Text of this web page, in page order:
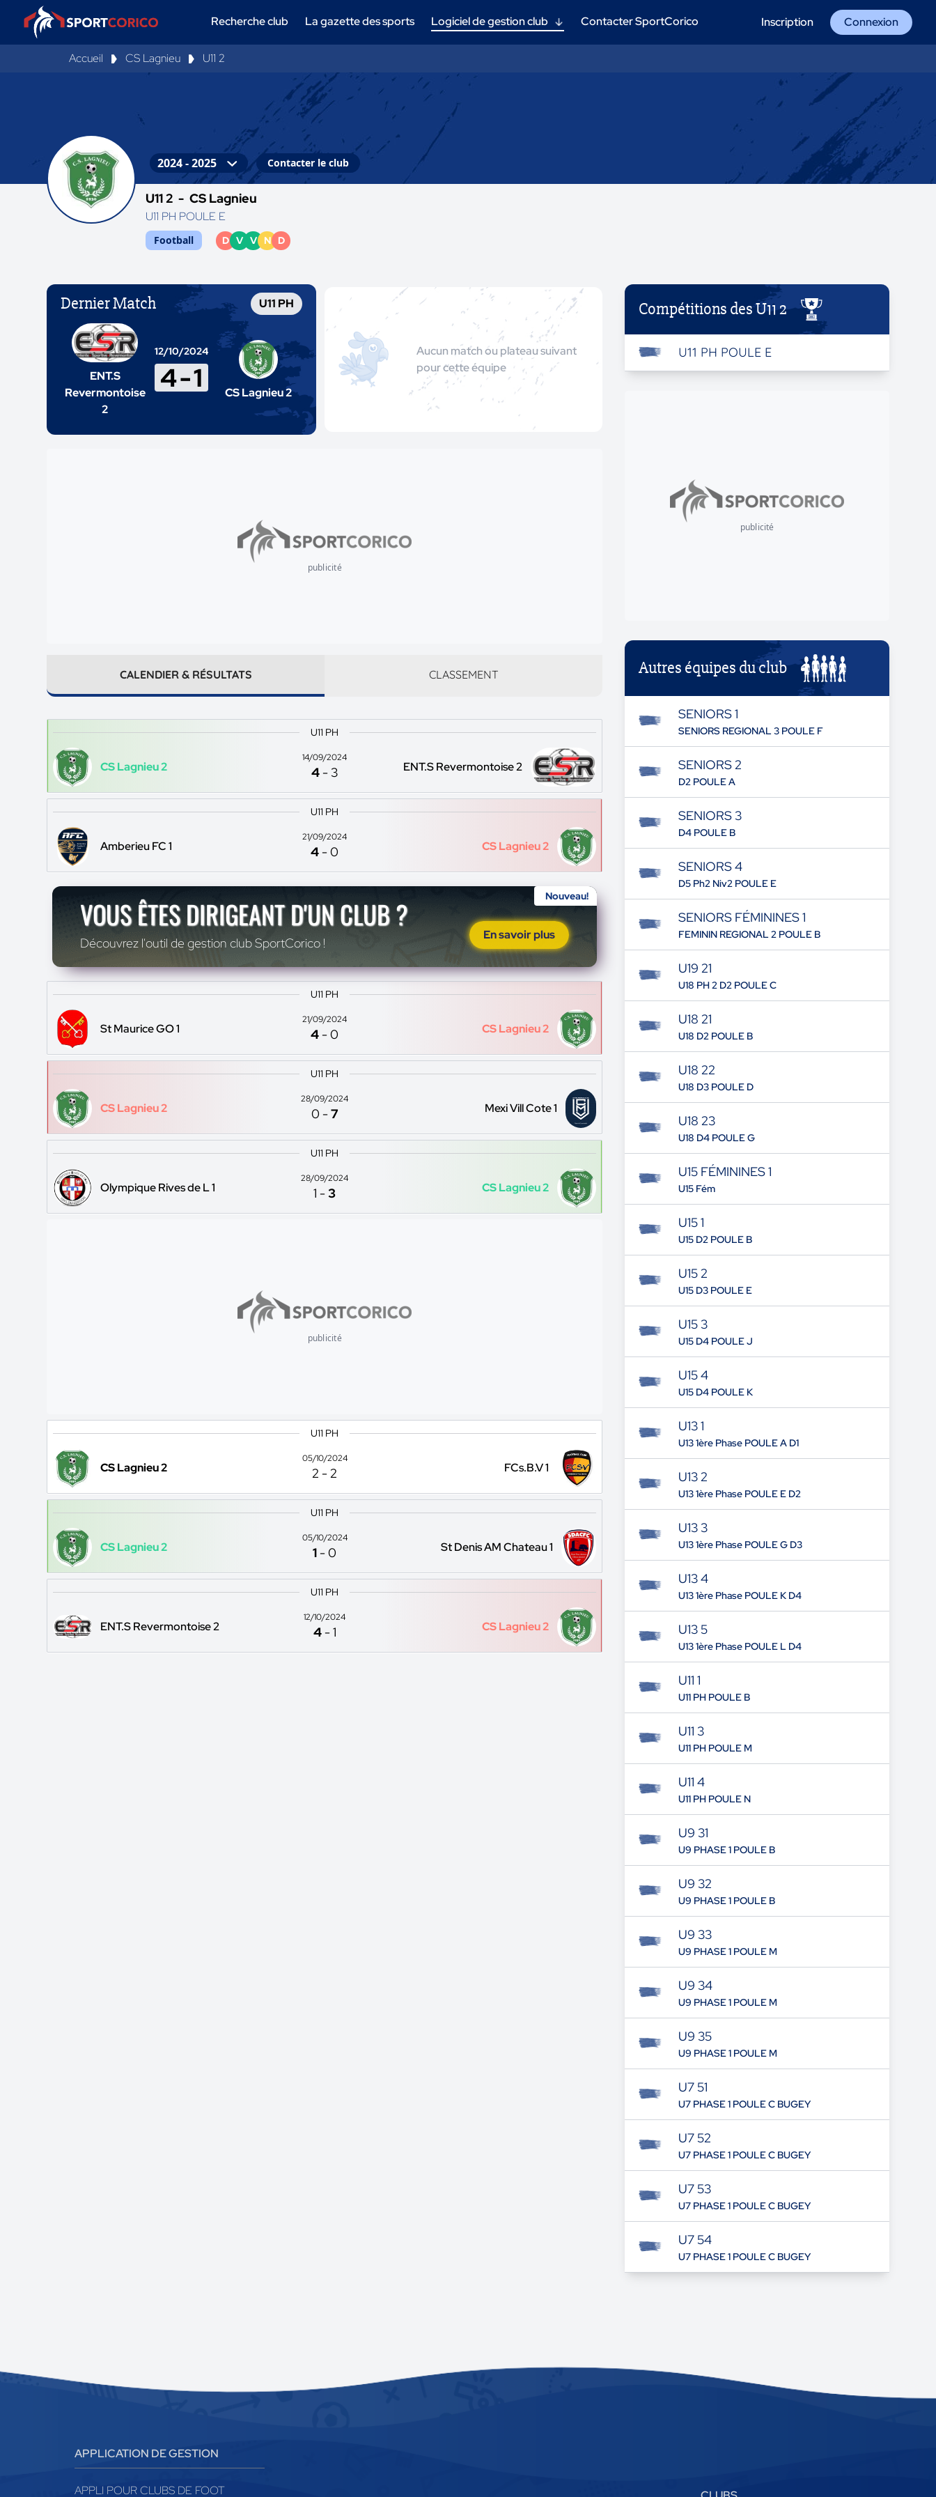
Recherche club La gazette des sports Logiciel de gestion club Contacter SportCorico Inscription Connexion
Accueil CS Lagnieu U11 2
Contacter le club
U11 2 -CS Lagnieu
U11 PH POULE E
Football D V V N D
Dernier Match U11 PH
ENT.S
Revermontoise
2
12/10/2024
4-1 CS Lagnieu 2
Aucun match ou plateau suivant
pour cette équipe
publicité
CALENDIER & RÉSULTATS CLASSEMENT
U11 PH
CS Lagnieu 2
14/09/2024
4 - 3 ENT.S Revermontoise 2
U11 PH
Amberieu FC 1
21/09/2024
4 -0 CS Lagnieu 2
Nouveau!
VOUS ÊTES DIRIGEANT D'UN CLUB ?
Découvrez l'outil de gestion club SportCorico !
En savoir plus
U11 PH
St Maurice GO 1
21/09/2024
4 -0 CS Lagnieu 2
U11 PH
CS Lagnieu 2
28/09/2024
0 -7 Mexi Vill Cote 1
U11 PH
Olympique Rives de L 1
28/09/2024
1 -3 CS Lagnieu 2
publicité
U11 PH
CS Lagnieu 2
05/10/2024
2 -2 FCs.B.V 1
U11 PH
CS Lagnieu 2
05/10/2024
1 -0 St Denis AM Chateau 1
U11 PH
ENT.S Revermontoise 2
12/10/2024
4 -1 CS Lagnieu 2
Compétitions des U11 2
U11 PH POULE E
publicité
Autres équipes du club
SENIORS 1
SENIORS REGIONAL 3 POULE F
SENIORS 2
D2 POULE A
SENIORS 3
D4 POULE B
SENIORS 4
D5 Ph2 Niv2 POULE E
SENIORS FÉMININES 1
FEMININ REGIONAL 2 POULE B
U19 21
U18 PH 2 D2 POULE C
U18 21
U18 D2 POULE B
U18 22
U18 D3 POULE D
U18 23
U18 D4 POULE G
U15 FÉMININES 1
U15 Fém
U15 1
U15 D2 POULE B
U15 2
U15 D3 POULE E
U15 3
U15 D4 POULE J
U15 4
U15 D4 POULE K
U13 1
U13 1ère Phase POULE A D1
U13 2
U13 1ère Phase POULE E D2
U13 3
U13 1ère Phase POULE G D3
U13 4
U13 1ère Phase POULE K D4
U13 5
U13 1ère Phase POULE L D4
U11 1
U11 PH POULE B
U11 3
U11 PH POULE M
U11 4
U11 PH POULE N
U9 31
U9 PHASE 1 POULE B
U9 32
U9 PHASE 1 POULE B
U9 33
U9 PHASE 1 POULE M
U9 34
U9 PHASE 1 POULE M
U9 35
U9 PHASE 1 POULE M
U7 51
U7 PHASE 1 POULE C BUGEY
U7 52
U7 PHASE 1 POULE C BUGEY
U7 53
U7 PHASE 1 POULE C BUGEY
U7 54
U7 PHASE 1 POULE C BUGEY
APPLICATION DE GESTION
APPLI POUR CLUBS DE FOOT